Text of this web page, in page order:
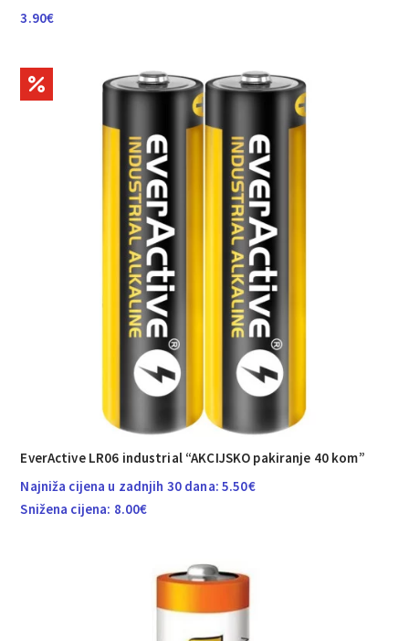
3.90€
EverActive LR06 industrial “AKCIJSKO pakiranje 40 kom”
Najniža cijena u zadnjih 30 dana: 5.50€
Snižena cijena: 8.00€